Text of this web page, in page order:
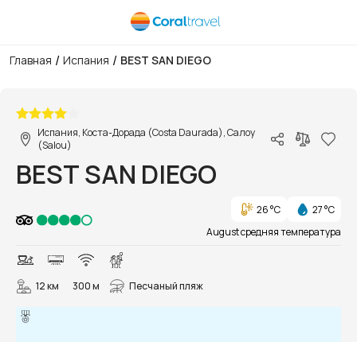
Главная / Испания / BEST SAN DIEGO
Испания, Коста-Дорада (Costa Daurada), Салоу
(Salou)
BEST SAN DIEGO
26 °C
27 °C
August средняя температура
12 км 300 м Песчаный пляж